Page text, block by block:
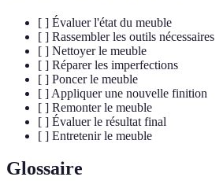
[ ] Évaluer l'état du meuble
[ ] Rassembler les outils nécessaires
[ ] Nettoyer le meuble
[ ] Réparer les imperfections
[ ] Poncer le meuble
[ ] Appliquer une nouvelle finition
[ ] Remonter le meuble
[ ] Évaluer le résultat final
[ ] Entretenir le meuble
Glossaire